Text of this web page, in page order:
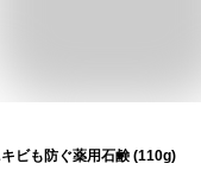
ビも防ぐ薬用石鹸 (110g)